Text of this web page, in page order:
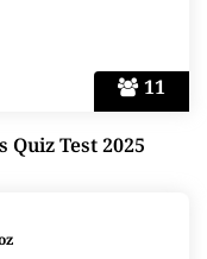
11
Test 2025